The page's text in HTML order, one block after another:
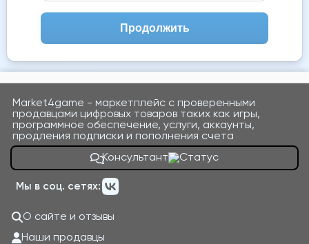
Продолжить
Market4game - маркетплейс с проверенными
продавцами цифровых товаров таких как игры,
программное обеспечение, услуги, аккаунты,
продления подписки и пополнения счета
Консультант
Мы в соц. сетях:
О сайте и отзывы
Наши продавцы